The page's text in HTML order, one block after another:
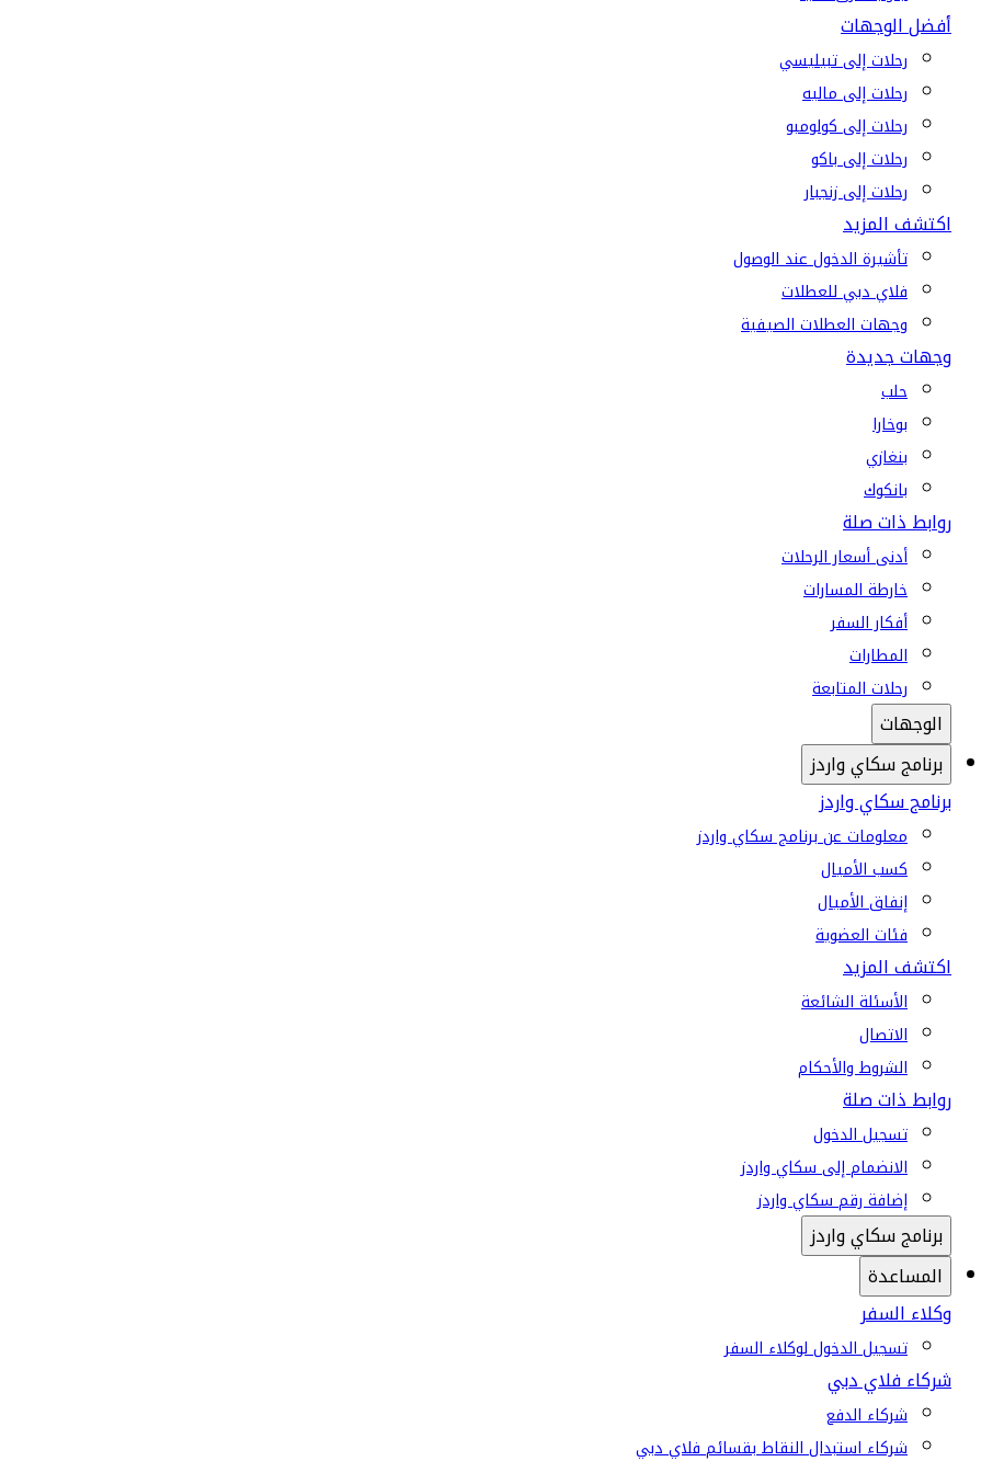
أفضل الوجهات
رحلات إلى تبيليسي
رحلات إلى ماليه
رحلات إلى كولومبو
رحلات إلى باكو
رحلات إلى زنجبار
اكتشف المزيد
تأشيرة الدخول عند الوصول
فلاي دبي للعطلات
وجهات العطلات الصيفية
وجهات جديدة
حلب
بوخارا
بنغازي
بانكوك
روابط ذات صلة
أدنى أسعار الرحلات
خارطة المسارات
أفكار السفر
المطارات
رحلات المتابعة
الوجهات
برنامج سكاي واردز
برنامج سكاي واردز
معلومات عن برنامج سكاي واردز
كسب الأميال
إنفاق الأميال
فئات العضوية
اكتشف المزيد
الأسئلة الشائعة
الاتصال
الشروط والأحكام
روابط ذات صلة
تسجيل الدخول
الانضمام إلى سكاي واردز
إضافة رقم سكاي واردز
برنامج سكاي واردز
المساعدة
وكلاء السفر
تسجيل الدخول لوكلاء السفر
شركاء فلاي دبي
شركاء الدفع
شركاء استبدال النقاط بقسائم فلاي دبي